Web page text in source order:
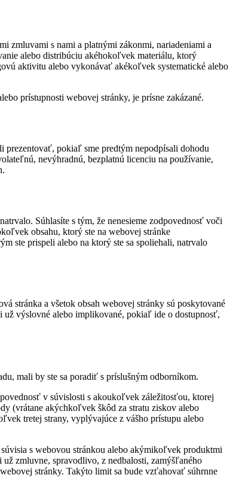
zmluvami s nami a platnými zákonmi, nariadeniami a
alebo distribúciu akéhokoľvek materiálu, ktorý
aktivitu alebo vykonávať akékoľvek systematické alebo
prístupnosti webovej stránky, je prísne zakázané.
prezentovať, pokiaľ sme predtým nepodpísali dohodu
nevýhradnú, bezplatnú licenciu na používanie,
Súhlasíte s tým, že nenesieme zodpovednosť voči
obsahu, ktorý ste na webovej stránke
ste prispeli alebo na ktorý ste sa spoliehali, natrvalo
stránka a všetok obsah webovej stránky sú poskytované
už výslovné alebo implikované, pokiaľ ide o dostupnosť,
mali by ste sa poradiť s príslušným odborníkom.
v súvislosti s akoukoľvek záležitosťou, ktorej
(vrátane akýchkoľvek škôd za stratu ziskov alebo
tretej strany, vyplývajúce z vášho prístupu alebo
s webovou stránkou alebo akýmikoľvek produktmi
zmluvne, spravodlivo, z nedbalosti, zamýšľaného
stránky. Takýto limit sa bude vzťahovať súhrnne